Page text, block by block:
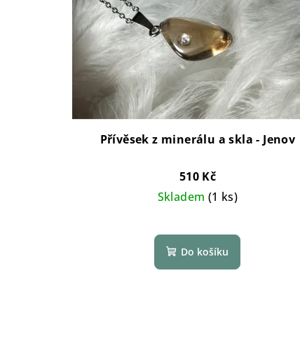
Přívěsek z minerálu a skla - Jenov
510 Kč
Skladem (1 ks)
Do košíku